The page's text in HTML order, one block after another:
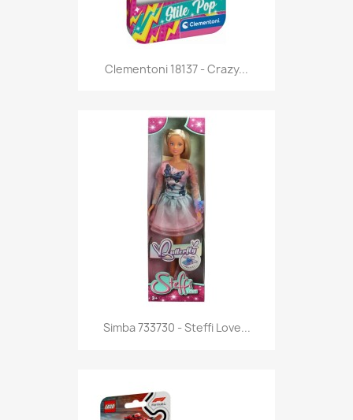
Anteprima
Clementoni 18137 - Crazy...
Anteprima
Simba 733730 - Steffi Love...